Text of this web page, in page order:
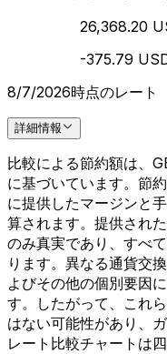
26,368.20
-375.79
8/7/2026時点のレート
詳細情報
比較による節約額は、
に基づいています。節
に提供したマージンと
算されます。提供され
のみ真実であり、すべ
ります。異なる通貨交
よびその他の個別要因
す。したがって、これ
はない可能性があり、
レート比較チャートは